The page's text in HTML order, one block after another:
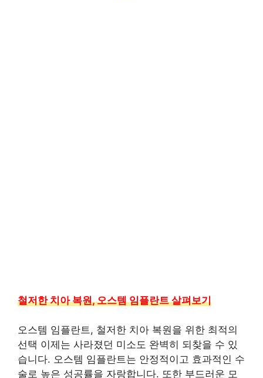
철저한 치아 복원, 오스템 임플란트 살펴보기
오스템 임플란트, 철저한 치아 복원을 위한 최적의
선택 이제는 사라졌던 미소도 완벽히 되찾을 수 있
습니다. 오스템 임플란트는 안정적이고 효과적인 수
술로 높은 성공률을 자랑합니다. 또한 부드러운 모